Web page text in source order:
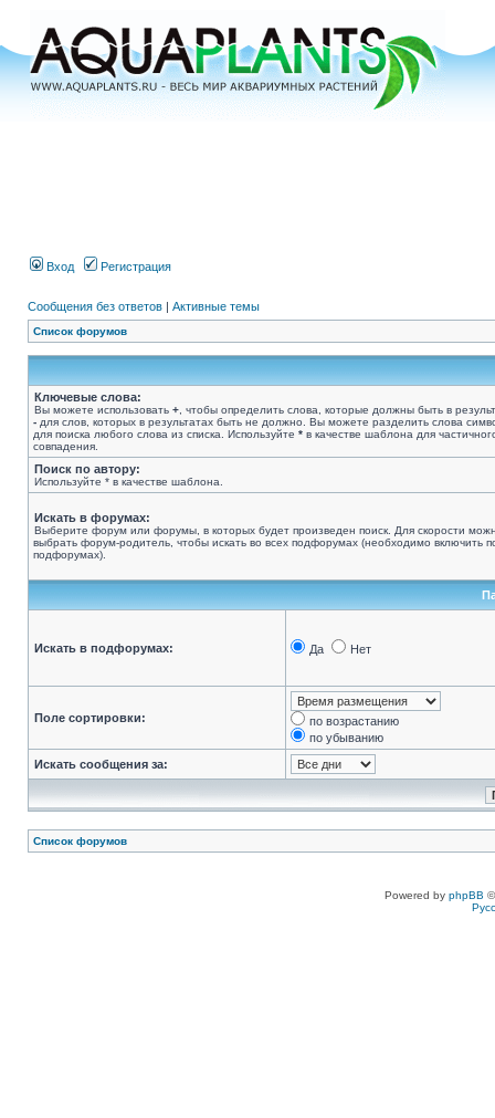
Вход Регистрация
Сообщения без ответов | Активные темы
Список форумов
Ключевые слова:
Вы можете использовать + , чтобы определить слова, которые должны быть в
- для слов, которых в результатах быть не должно. Вы можете разделить слова
для поиска любого слова из списка. Используйте * в качестве шаблона для
совпадения.
Поиск по автору:
Используйте * в качестве шаблона.
Искать в форумах:
Выберите форум или форумы, в которых будет произведен поиск. Для скорости
выбрать форум-родитель, чтобы искать во всех подфорумах (необходимо включить
подфорумах).
Искать в подфорумах: Да Нет
Поле сортировки:
по возрастанию
по убыванию
Искать сообщения за:
Список форумов
Powered by phpBB